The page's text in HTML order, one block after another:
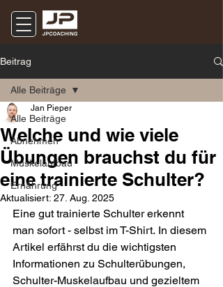
Beitrag
Alle Beiträge
Abnehmen
Muskelaufbau
Ernährung
Alle Beiträge
Welche und wie viele
Übungen brauchst du für
eine trainierte Schulter?
Jan Pieper
Aktualisiert: 27. Aug. 2025
Eine gut trainierte Schulter erkennt
man sofort - selbst im T-Shirt. In diesem
Artikel erfährst du die wichtigsten
Informationen zu Schulterübungen,
Schulter-Muskelaufbau und gezieltem